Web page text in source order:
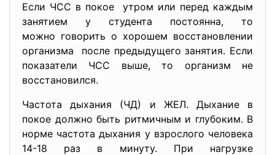
Если ЧСС в покое утром или перед каждым
занятием у студента постоянна, то
можно говорить о хорошем восстановлении
организма после предыдущего занятия. Если
показатели ЧСС выше, то организм не
восстановился.
Частота дыхания (ЧД) и ЖЕЛ. Дыхание в
покое должно быть ритмичным и глубоким. В
норме частота дыхания у взрослого человека
14-18 раз в минуту. При нагрузке